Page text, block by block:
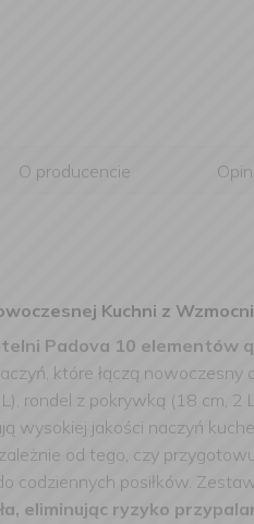
O producencie
Kuchni z
Padova 10 elementów
które łączą
rondel z pokrywką (18 cm,
wysokiej jakości naczyń
od tego, czy
codziennych posiłków.
eliminując ryzyko